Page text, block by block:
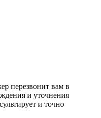
перезвонит вам в
и уточнения
и точно